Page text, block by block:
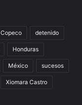
Copeco detenido
Honduras
México sucesos
Xiomara Castro